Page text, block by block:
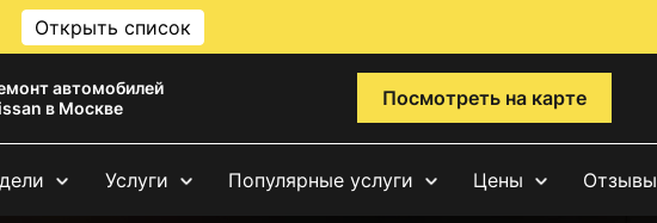
Открыть список
автомобилей
в Москве
Посмотреть на карте
Услуги Популярные услуги Цены Отзывы